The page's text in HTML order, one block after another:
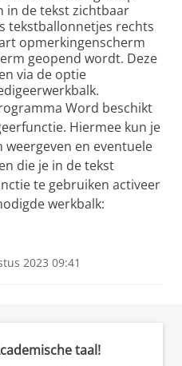
in de tekst zichtbaar
tekstballonnetjes rechts
opmerkingenscherm
geopend wordt. Deze
via de optie
Word beschikt
Hiermee kun je
en eventuele
die je in de tekst
te gebruiken activeer
werkbalk:
2023 09:41
taal!